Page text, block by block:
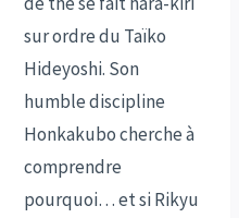
sur ordre du Taïko
Hideyoshi. Son
humble discipline
Honkakubo cherche à
comprendre
pourquoi… et si Rikyu